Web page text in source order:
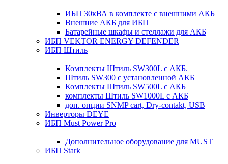
ИБП 30кВА в комплекте с внешними АКБ
Внешние АКБ для ИБП
Батарейные шкафы и стеллажи для АКБ
ИБП VEKTOR ENERGY DEFENDER
ИБП Штиль
Комплекты Штиль SW300L с АКБ.
Штиль SW300 с установленной АКБ
Комплекты Штиль SW500L с АКБ
комплекты Штиль SW1000L с АКБ
доп. опции SNMP cart, Dry-contakt, USB
Инверторы DEYE
ИБП Must Power Pro
Дополнительное оборудование для MUST
ИБП Stark